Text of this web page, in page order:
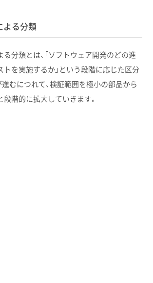
よる分類
分類とは、「ソフトウェア開発のどの進
トを実施するか」という段階に応じた区分
むにつれて、検証範囲を極小の部品から
階的に拡大していきます。